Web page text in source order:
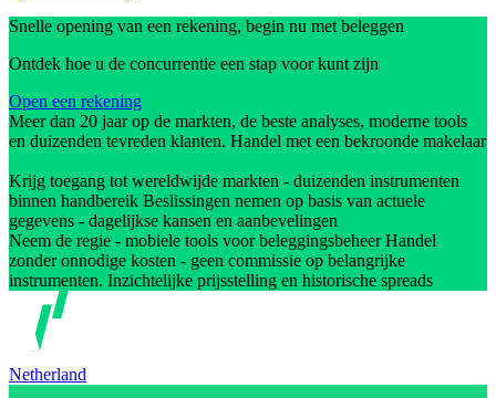
Snelle opening van een rekening, begin nu met beleggen
Ontdek hoe u de concurrentie een stap voor kunt zijn
Open een rekening
Meer dan 20 jaar op de markten, de beste analyses, moderne tools
en duizenden tevreden klanten. Handel met een bekroonde makelaar
Krijg toegang tot wereldwijde markten - duizenden instrumenten
binnen handbereik Beslissingen nemen op basis van actuele
gegevens - dagelijkse kansen en aanbevelingen
Neem de regie - mobiele tools voor beleggingsbeheer Handel
zonder onnodige kosten - geen commissie op belangrijke
instrumenten. Inzichtelijke prijsstelling en historische spreads
Netherland